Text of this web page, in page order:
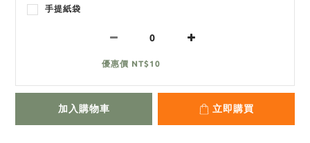
手提紙袋
優惠價 NT$10
加入購物車 立即購買